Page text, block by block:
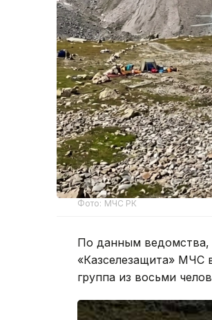
Фото: МЧС РК
По данным ведомства,
«Казселезащита» МЧС
группа из восьми